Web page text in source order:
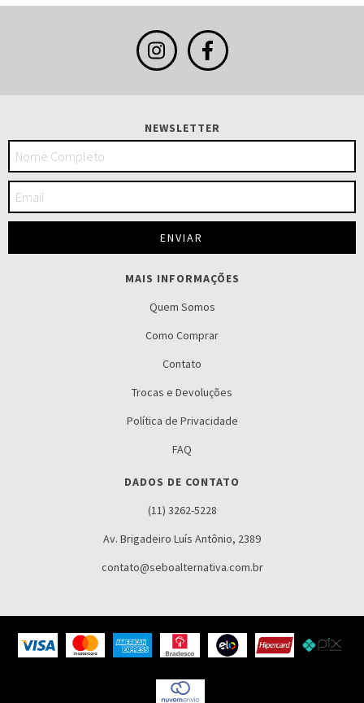
NEWSLETTER
MAIS INFORMAÇÕES
Quem Somos
Como Comprar
Contato
Trocas e Devoluções
Política de Privacidade
FAQ
DADOS DE CONTATO
(11) 3262-5228
Av. Brigadeiro Luís Antônio, 2389
contato@seboalternativa.com.br